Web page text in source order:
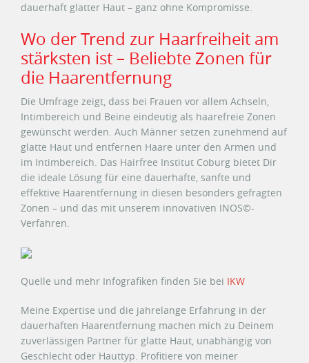
dauerhaft glatter Haut – ganz ohne Kompromisse.
Wo der Trend zur Haarfreiheit am
stärksten ist – Beliebte Zonen für
die Haarentfernung
Die Umfrage zeigt, dass bei Frauen vor allem Achseln,
Intimbereich und Beine eindeutig als haarefreie Zonen
gewünscht werden. Auch Männer setzen zunehmend auf
glatte Haut und entfernen Haare unter den Armen und
im Intimbereich. Das Hairfree Institut Coburg bietet Dir
die ideale Lösung für eine dauerhafte, sanfte und
effektive Haarentfernung in diesen besonders gefragten
Zonen – und das mit unserem innovativen INOS©-
Verfahren.
Quelle und mehr Infografiken finden Sie bei IKW
Meine Expertise und die jahrelange Erfahrung in der
dauerhaften Haarentfernung machen mich zu Deinem
zuverlässigen Partner für glatte Haut, unabhängig von
Geschlecht oder Hauttyp. Profitiere von meiner